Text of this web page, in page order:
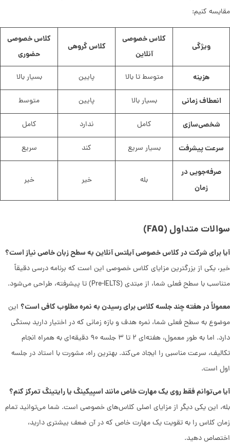
مقایسه کنیم:
ویژگی
کلاس خصوصی
آنلاین
کلاس گروهی
کلاس خصوصی
حضوری
هزینه متوسط تا بالا پایین بسیار بالا
انعطاف زمانی بسیار بالا پایین متوسط
شخصی‌سازی کامل ندارد کامل
سرعت پیشرفت بسیار سریع کند سریع
صرفه‌جویی در
زمان
بله خیر خیر
سوالات متداول (FAQ)
آیا برای شرکت در کلاس خصوصی آیلتس آنلاین به سطح زبان خاصی نیاز است؟
خیر، یکی از بزرگترین مزایای کلاس خصوصی این است که برنامه درسی دقیقاً
متناسب با سطح فعلی شما، از مبتدی (Pre-IELTS) تا پیشرفته، طراحی می‌شود.
معمولاً در هفته چند جلسه کلاس برای رسیدن به نمره مطلوب کافی است؟ این
موضوع به سطح فعلی شما، نمره هدف و بازه زمانی که در اختیار دارید بستگی
دارد. اما به طور معمول، هفته‌ای ۲ تا ۳ جلسه ۹۰ دقیقه‌ای به همراه انجام
تکالیف، سرعت مناسبی را ایجاد می‌کند. بهترین راه، مشورت با استاد در جلسه
اول است.
آیا می‌توانم فقط روی یک مهارت خاص مانند اسپیکینگ یا رایتینگ تمرکز کنم؟
بله، این یکی دیگر از مزایای اصلی کلاس‌های خصوصی است. شما می‌توانید تمام
زمان کلاس را به تقویت یک مهارت خاص که در آن ضعف بیشتری دارید،
اختصاص دهید.